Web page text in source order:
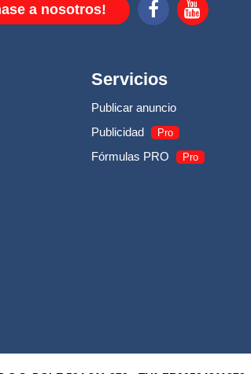
a nosotros!
Servicios
Publicar anuncio
Publicidad
Pro
Fórmulas PRO Pro